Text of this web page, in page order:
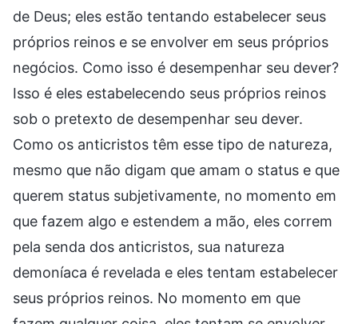
de Deus; eles estão tentando estabelecer seus
próprios reinos e se envolver em seus próprios
negócios. Como isso é desempenhar seu dever?
Isso é eles estabelecendo seus próprios reinos
sob o pretexto de desempenhar seu dever.
Como os anticristos têm esse tipo de natureza,
mesmo que não digam que amam o status e que
querem status subjetivamente, no momento em
que fazem algo e estendem a mão, eles correm
pela senda dos anticristos, sua natureza
demoníaca é revelada e eles tentam estabelecer
seus próprios reinos. No momento em que